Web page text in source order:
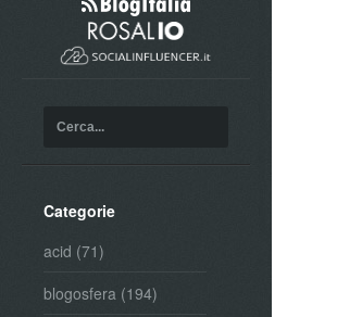
Categorie
acid (71)
blogosfera (194)